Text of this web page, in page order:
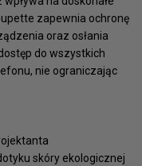
zapewnia ochronę
oraz osłania
do wszystkich
nie ograniczając
skóry ekologicznej